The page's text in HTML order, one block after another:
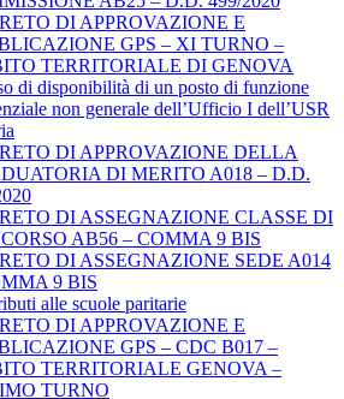
DI APPROVAZIONE E
GPS – XI TURNO –
TERRITORIALE DI GENOVA
di disponibilità di un posto di funzione
non generale dell’Ufficio I dell’USR
DI APPROVAZIONE DELLA
DI MERITO A018 – D.D.
DI ASSEGNAZIONE CLASSE DI
AB56 – COMMA 9 BIS
DI ASSEGNAZIONE SEDE A014
9 BIS
alle scuole paritarie
DI APPROVAZIONE E
GPS – CDC B017 –
TERRITORIALE GENOVA –
TURNO